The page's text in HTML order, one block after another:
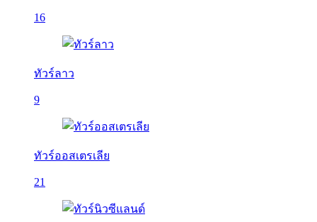
16
ทัวร์ลาว
9
ทัวร์ออสเตรเลีย
21